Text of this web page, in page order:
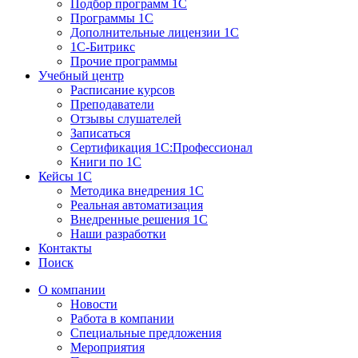
Подбор программ 1С
Программы 1С
Дополнительные лицензии 1С
1С-Битрикс
Прочие программы
Учебный центр
Расписание курсов
Преподаватели
Отзывы слушателей
Записаться
Сертификация 1С:Профессионал
Книги по 1С
Кейсы 1С
Методика внедрения 1С
Реальная автоматизация
Внедренные решения 1С
Наши разработки
Контакты
Поиск
О компании
Новости
Работа в компании
Специальные предложения
Мероприятия